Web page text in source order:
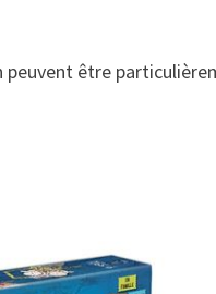
peuvent être